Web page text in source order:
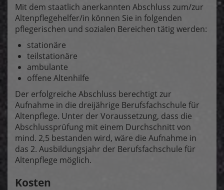
Mit dem staatlich anerkannten Abschluss zum/zur
Altenpflegehelfer/in können Sie in folgenden
pflegerischen und sozialen Bereichen tätig werden:
stationäre
teilstationäre
ambulante
offene Altenhilfe
Der erfolgreiche Abschluss berechtigt zur
Aufnahme in die dreijährige Berufsfachschule für
Altenpflege. Unter der Voraussetzung, dass die
Abschlussprüfung mit einem Durchschnitt von
mind. 2,5 bestanden wird, wäre die Aufnahme in
das 2. Ausbildungsjahr der Berufsfachschule für
Altenpflege möglich.
Kosten